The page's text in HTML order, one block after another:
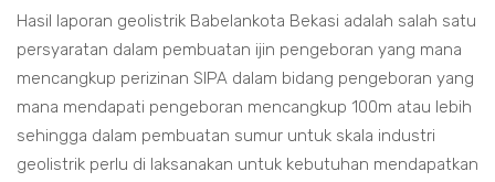
Hasil laporan geolistrik Babelankota Bekasi adalah salah satu
persyaratan dalam pembuatan ijin pengeboran yang mana
mencangkup perizinan SIPA dalam bidang pengeboran yang
mana mendapati pengeboran mencangkup 100m atau lebih
sehingga dalam pembuatan sumur untuk skala industri
geolistrik perlu di laksanakan untuk kebutuhan mendapatkan